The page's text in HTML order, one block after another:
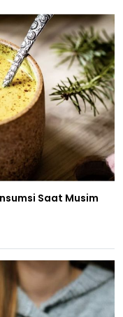
Saat Musim